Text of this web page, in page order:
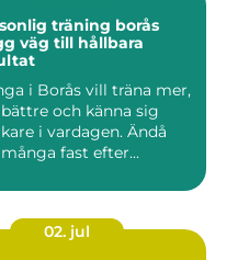
träning borås
väg till hållbara
i Borås vill träna mer,
och känna sig
i vardagen. Ändå
fast efter...
02. jul